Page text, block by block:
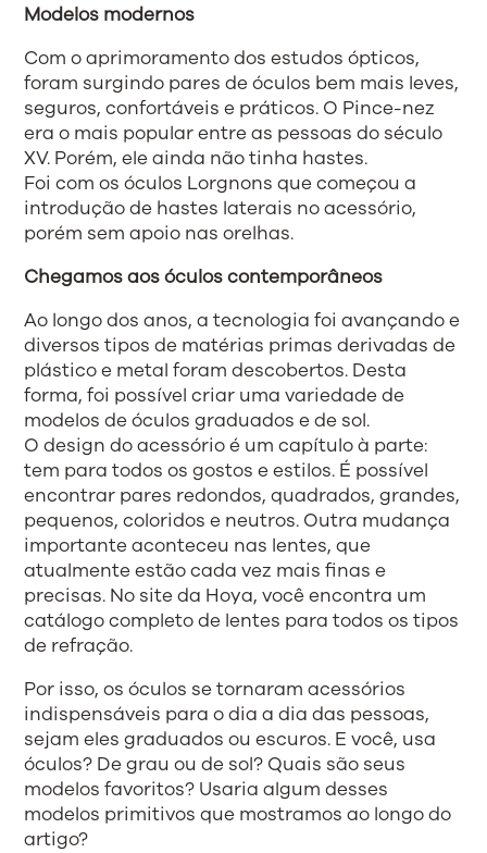
Modelos modernos
Com o aprimoramento dos estudos ópticos,
foram surgindo pares de óculos bem mais leves,
seguros, confortáveis e práticos. O Pince-nez
era o mais popular entre as pessoas do século
XV. Porém, ele ainda não tinha hastes.
Foi com os óculos Lorgnons que começou a
introdução de hastes laterais no acessório,
porém sem apoio nas orelhas.
Chegamos aos óculos contemporâneos
Ao longo dos anos, a tecnologia foi avançando e
diversos tipos de matérias primas derivadas de
plástico e metal foram descobertos. Desta
forma, foi possível criar uma variedade de
modelos de óculos graduados e de sol.
O design do acessório é um capítulo à parte:
tem para todos os gostos e estilos. É possível
encontrar pares redondos, quadrados, grandes,
pequenos, coloridos e neutros. Outra mudança
importante aconteceu nas lentes, que
atualmente estão cada vez mais finas e
precisas. No site da Hoya, você encontra um
catálogo completo de lentes para todos os tipos
de refração.
Por isso, os óculos se tornaram acessórios
indispensáveis para o dia a dia das pessoas,
sejam eles graduados ou escuros. E você, usa
óculos? De grau ou de sol? Quais são seus
modelos favoritos? Usaria algum desses
modelos primitivos que mostramos ao longo do
artigo?